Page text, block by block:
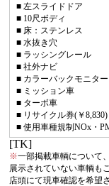
■ 左スライドドア
■ 10尺ボディ
■ 床：ステンレス
■ 水抜き穴
■ ラッシングレール
■ 社外ナビ
■ カラーバックモニター
■ ミッション車
■ ターボ車
■ リサイクル券(￥8,830)
■ 使用車種規制NOx・
[TK]
※一部掲載車輌について
展示されていない車輌も
店頭にて現車確認を希望